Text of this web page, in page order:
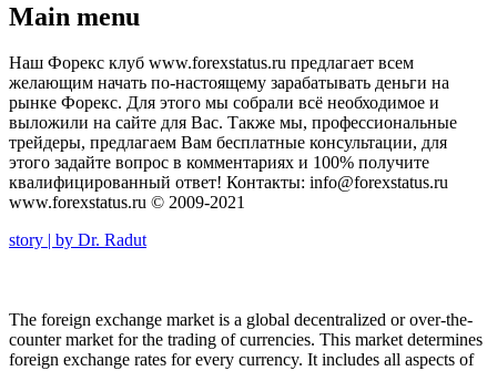
Main menu
Наш Форекс клуб www.forexstatus.ru предлагает всем
желающим начать по-настоящему зарабатывать деньги на
рынке Форекс. Для этого мы собрали всё необходимое и
выложили на сайте для Вас. Также мы, профессиональные
трейдеры, предлагаем Вам бесплатные консультации, для
этого задайте вопрос в комментариях и 100% получите
квалифицированный ответ! Контакты: info@forexstatus.ru
www.forexstatus.ru © 2009-2021
story | by Dr. Radut
The foreign exchange market is a global decentralized or over-the-
counter market for the trading of currencies. This market determines
foreign exchange rates for every currency. It includes all aspects of